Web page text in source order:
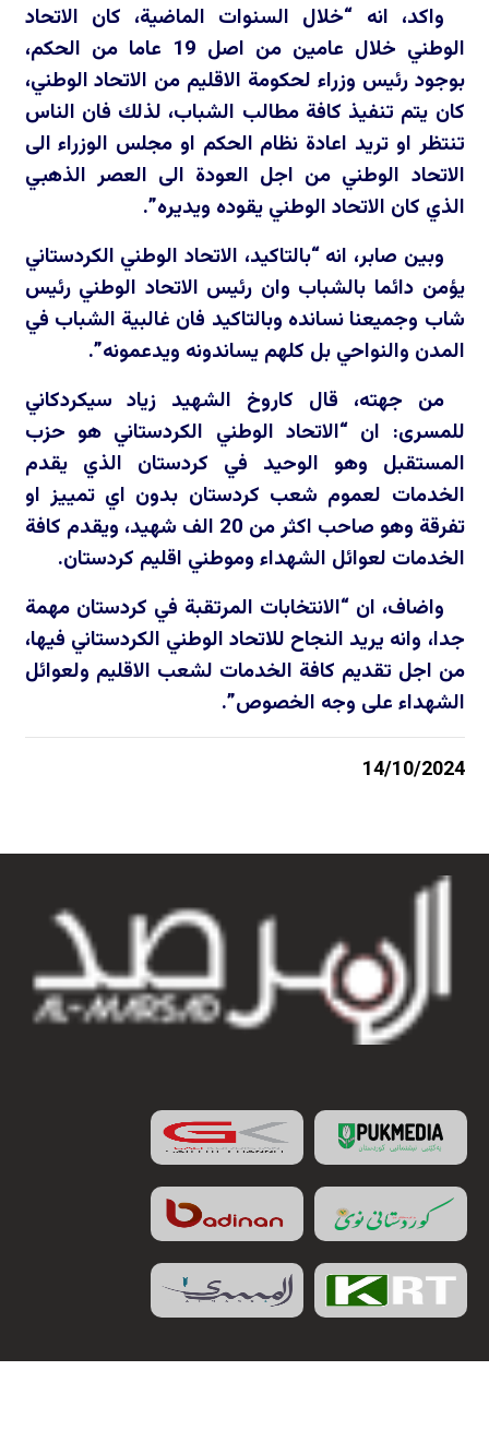
واكد، انه “خلال السنوات الماضية، كان الاتحاد
الوطني خلال عامين من اصل 19 عاما من الحكم،
بوجود رئيس وزراء لحكومة الاقليم من الاتحاد الوطني،
كان يتم تنفيذ كافة مطالب الشباب، لذلك فان الناس
تنتظر او تريد اعادة نظام الحكم او مجلس الوزراء الى
الاتحاد الوطني من اجل العودة الى العصر الذهبي
الذي كان الاتحاد الوطني يقوده ويديره”.
وبين صابر، انه “بالتاكيد، الاتحاد الوطني الكردستاني
يؤمن دائما بالشباب وان رئيس الاتحاد الوطني رئيس
شاب وجميعنا نسانده وبالتاكيد فان غالبية الشباب في
المدن والنواحي بل كلهم يساندونه ويدعمونه”.
من جهته، قال كاروخ الشهيد زياد سيكردكاني
للمسرى: ان “الاتحاد الوطني الكردستاني هو حزب
المستقبل وهو الوحيد في كردستان الذي يقدم
الخدمات لعموم شعب كردستان بدون اي تمييز او
تفرقة وهو صاحب اكثر من 20 الف شهيد، ويقدم كافة
الخدمات لعوائل الشهداء وموطني اقليم كردستان.
واضاف، ان “الانتخابات المرتقبة في كردستان مهمة
جدا، وانه يريد النجاح للاتحاد الوطني الكردستاني فيها،
من اجل تقديم كافة الخدمات لشعب الاقليم ولعوائل
الشهداء على وجه الخصوص”.
14/10/2024